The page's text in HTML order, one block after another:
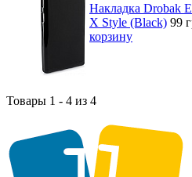
Накладка Drobak
X Style (Black) 99
корзину
Товары 1 - 4 из 4